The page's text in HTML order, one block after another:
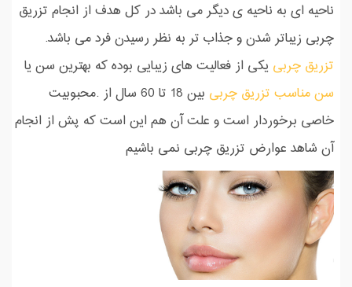
ناحیه ای به ناحیه ی دیگر می باشد در کل هدف از انجام تزریق
چربی زیباتر شدن و جذاب تر به نظر رسیدن فرد می باشد.
تزریق چربی یکی از فعالیت های زیبایی بوده که بهترین سن یا
سن مناسب تزریق چربی
بین 18 تا 60 سال از .محبوبیت
خاصی برخوردار است و علت آن هم این است که پش از انجام
آن شاهد عوارض تزریق چربی نمی باشیم